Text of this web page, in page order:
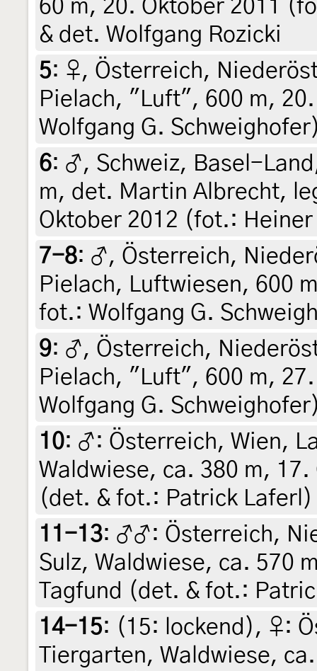
60 m, 20. Oktober 2011
& det. Wolfgang Rozicki
5: ♀, Österreich,
Pielach, "Luft", 600 m,
Wolfgang G.
6: ♂, Schweiz, Basel-
m, det. Martin Albrecht,
Oktober 2012 (fot.:
7-8: ♂, Österreich,
Pielach, Luftwiesen, 600
fot.: Wolfgang G.
9: ♂, Österreich,
Pielach, "Luft", 600 m,
Wolfgang G.
10: ♂: Österreich, Wien,
Waldwiese, ca. 380 m,
(det. & fot.: Patrick Laferl)
11-13: ♂♂: Österreich,
Sulz, Waldwiese, ca. 570
Tagfund (det. & fot.:
14-15: (15: lockend ), ♀:
Tiergarten, Waldwiese,